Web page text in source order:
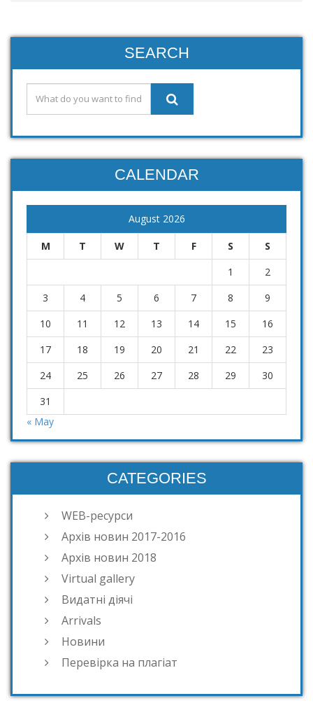
SEARCH
CALENDAR
August 2026
M T W T F S
S
1
2
3
4 5 6 7 8
9
10
11 12 13 14 15
16
17
18 19 20 21 22
23
24
25 26 27 28 29
30
31
« May
CATEGORIES
WEB-ресурси
Архів новин 2017-2016
Архів новин 2018
Virtual gallery
Видатні діячі
Arrivals
Новини
Перевірка на плагіат